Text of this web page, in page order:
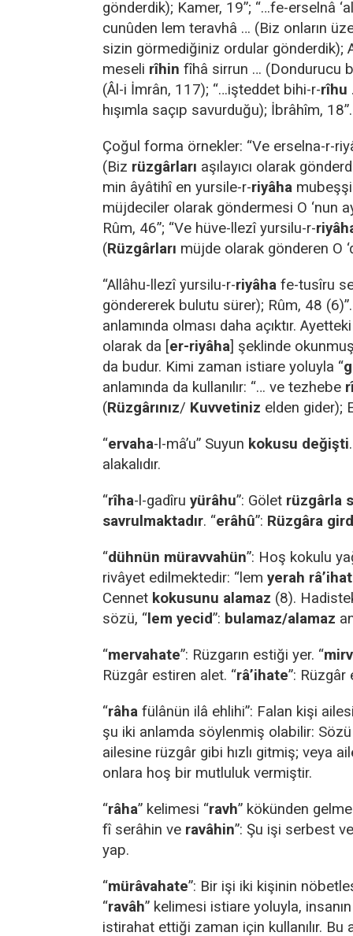
gönderdik); Kamer, 19”; “…fe-erselnâ
cunûden lem teravhâ … (Biz onların
sizin görmediğiniz ordular gönderdik);
meseli rîhin fîhâ sirrun … (Dondurucu
(Âl-i İmrân, 117); “…işteddet bihi-r-rîhu
hışımla saçıp savurduğu); İbrâhîm, 18”.
Çoğul forma örnekler: “Ve erselna-r-
(Biz rüzgârları aşılayıcı olarak
min âyâtihî en yursile-r-riyâha
müjdeciler olarak göndermesi O ‘nun
Rûm, 46”; “Ve hüve-llezî yursilu-r-
(Rüzgârları müjde olarak gönderen O
“Allâhu-llezî yursilu-r-riyâha fe-tusîru
göndererek bulutu sürer); Rûm, 48
anlamında olması daha açıktır.
olarak da [er-riyâha] şeklinde
da budur. Kimi zaman istiare yoluyla “
anlamında da kullanılır: “… ve tezhebe
(Rüzgârınız/ Kuvvetiniz elden gider);
“ervaha-l-mâ’u” Suyun kokusu değişti
alakalıdır.
“rîha-l-gadîru yürâhu”: Gölet rüzgârla
savrulmaktadır. “erâhû”: Rüzgâra
“dühnün müravvahün”: Hoş kokulu
rivâyet edilmektedir: “lem yerah
Cennet kokusunu alamaz (8).
sözü, “ lem yecid”: bulamaz/alamaz
“mervahate”: Rüzgarın estiği yer. “
Rüzgâr estiren alet. “râ’ihate”: Rüzgâr
“râha fülânün ilâ ehlihi”: Falan kişi
şu iki anlamda söylenmiş olabilir: Sözü
ailesine rüzgâr gibi hızlı gitmiş; veya
onlara hoş bir mutluluk vermiştir.
“râha” kelimesi “ravh” kökünden
fî serâhin ve ravâhin”: Şu işi serbest
yap.
“mürâvahate”: Bir işi iki kişinin
“ravâh” kelimesi istiare yoluyla,
istirahat ettiği zaman için kullanılır. Bu